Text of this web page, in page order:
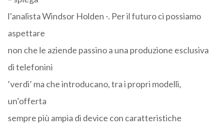
l’analista Windsor Holden -. Per il futuro ci possiamo
aspettare
non che le aziende passino a una produzione esclusiva
di telefonini
‘verdi’ ma che introducano, tra i propri modelli,
un’offerta
sempre più ampia di device con caratteristiche